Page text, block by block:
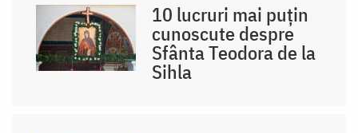
10 lucruri mai puțin
cunoscute despre
Sfânta Teodora de la
Sihla